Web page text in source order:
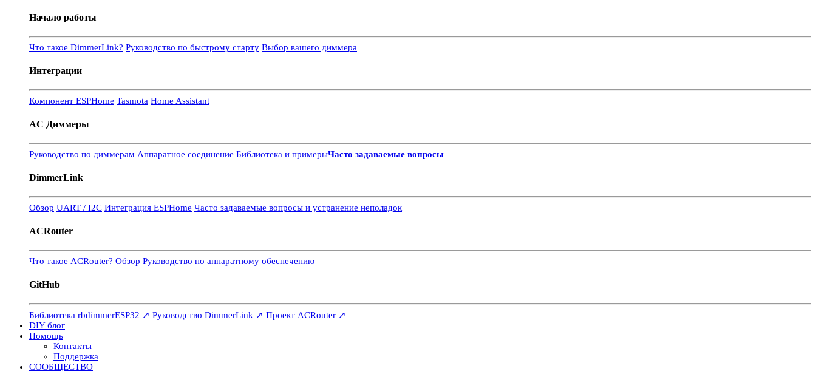
Начало работы
Что такое DimmerLink? Руководство по быстрому старту Выбор вашего диммера
Интеграции
Компонент ESPHome Tasmota Home Assistant
AC Диммеры
Руководство по диммерам Аппаратное соединение Библиотека и примерыЧасто задаваемые вопросы
DimmerLink
Обзор UART / I2C Интеграция ESPHome Часто задаваемые вопросы и устранение неполадок
ACRouter
Что такое ACRouter? Обзор Руководство по аппаратному обеспечению
GitHub
Библиотека rbdimmerESP32 ↗ Руководство DimmerLink ↗ Проект ACRouter ↗
DIY блог
Помощь
Контакты
Поддержка
СООБЩЕСТВО